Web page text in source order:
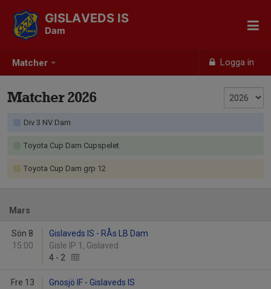
Matcher Logga in
GISLAVEDS IS
Dam
Matcher 2026
Div 3 NV Dam
Toyota Cup Dam Cupspelet
Toyota Cup Dam grp 12
Mars
Sön 8
15:00
Gislaveds IS - RÅs LB Dam
Gisle IP 1, Gislaved
4 - 2
Fre 13
Gnosjö IF - Gislaveds IS